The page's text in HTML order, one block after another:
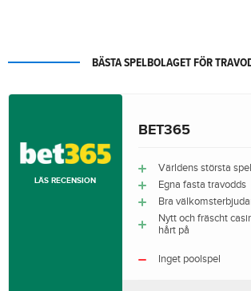
BÄSTA SPELBOLAGET FÖR
LÄS RECENSION
BET365
Världens största
Egna fasta travodds
Bra
Nytt och fräscht
hårt på
Inget poolspel